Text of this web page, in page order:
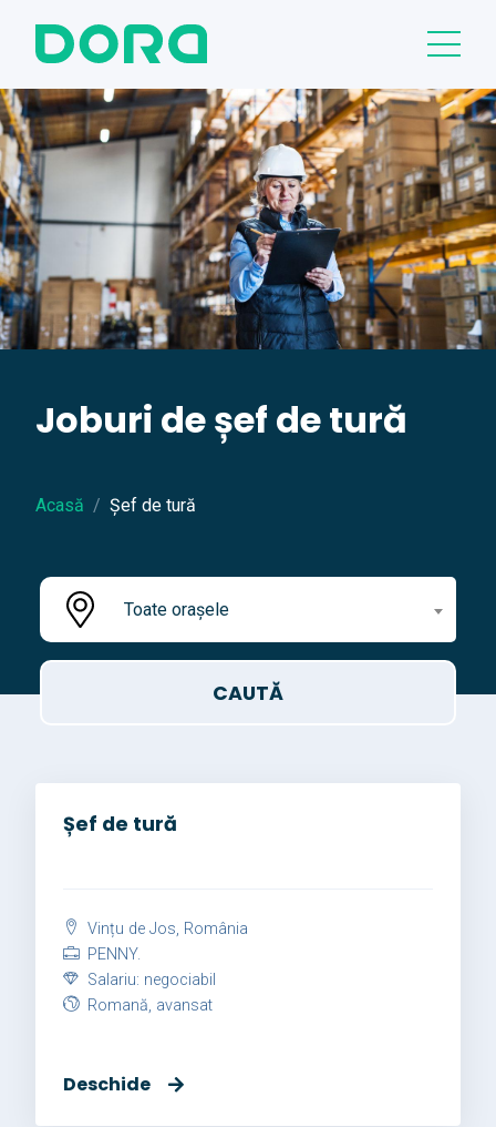
Joburi de șef de tură
Acasă Șef de tură
Toate orașele
Șef de tură
Vințu de Jos, România
PENNY.
Salariu: negociabil
Romană, avansat
Deschide